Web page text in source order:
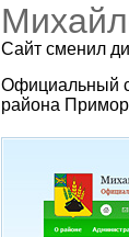
Cайт сменил
Официальный
района